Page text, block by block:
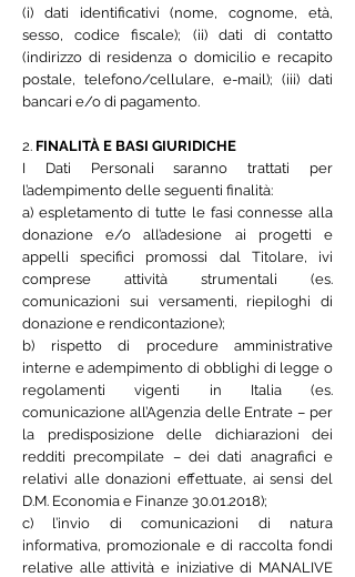
(i) dati identificativi (nome, cognome, età,
sesso, codice fiscale); (ii) dati di contatto
(indirizzo di residenza o domicilio e recapito
postale, telefono/cellulare, e-mail); (iii) dati
bancari e/o di pagamento.
2. FINALITÀ E BASI GIURIDICHE
I Dati Personali saranno trattati per
l’adempimento delle seguenti finalità:
a) espletamento di tutte le fasi connesse alla
donazione e/o all’adesione ai progetti e
appelli specifici promossi dal Titolare, ivi
comprese attività strumentali (es.
comunicazioni sui versamenti, riepiloghi di
donazione e rendicontazione);
b) rispetto di procedure amministrative
interne e adempimento di obblighi di legge o
regolamenti vigenti in Italia (es.
comunicazione all’Agenzia delle Entrate – per
la predisposizione delle dichiarazioni dei
redditi precompilate – dei dati anagrafici e
relativi alle donazioni effettuate, ai sensi del
D.M. Economia e Finanze 30.01.2018);
c) l’invio di comunicazioni di natura
informativa, promozionale e di raccolta fondi
relative alle attività e iniziative di MANALIVE